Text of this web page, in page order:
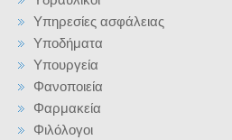
Υπηρεσίες ασφάλειας
Υποδήματα
Υπουργεία
Φανοποιεία
Φαρμακεία
Φιλόλογοι